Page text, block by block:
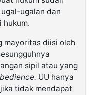
ugalan dan
hukum.
mayoritas diisi oleh
sipil atau yang
UU hanya
tidak mendapat